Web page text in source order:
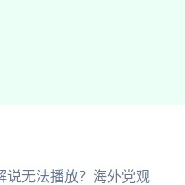
说无法播放？海外党观